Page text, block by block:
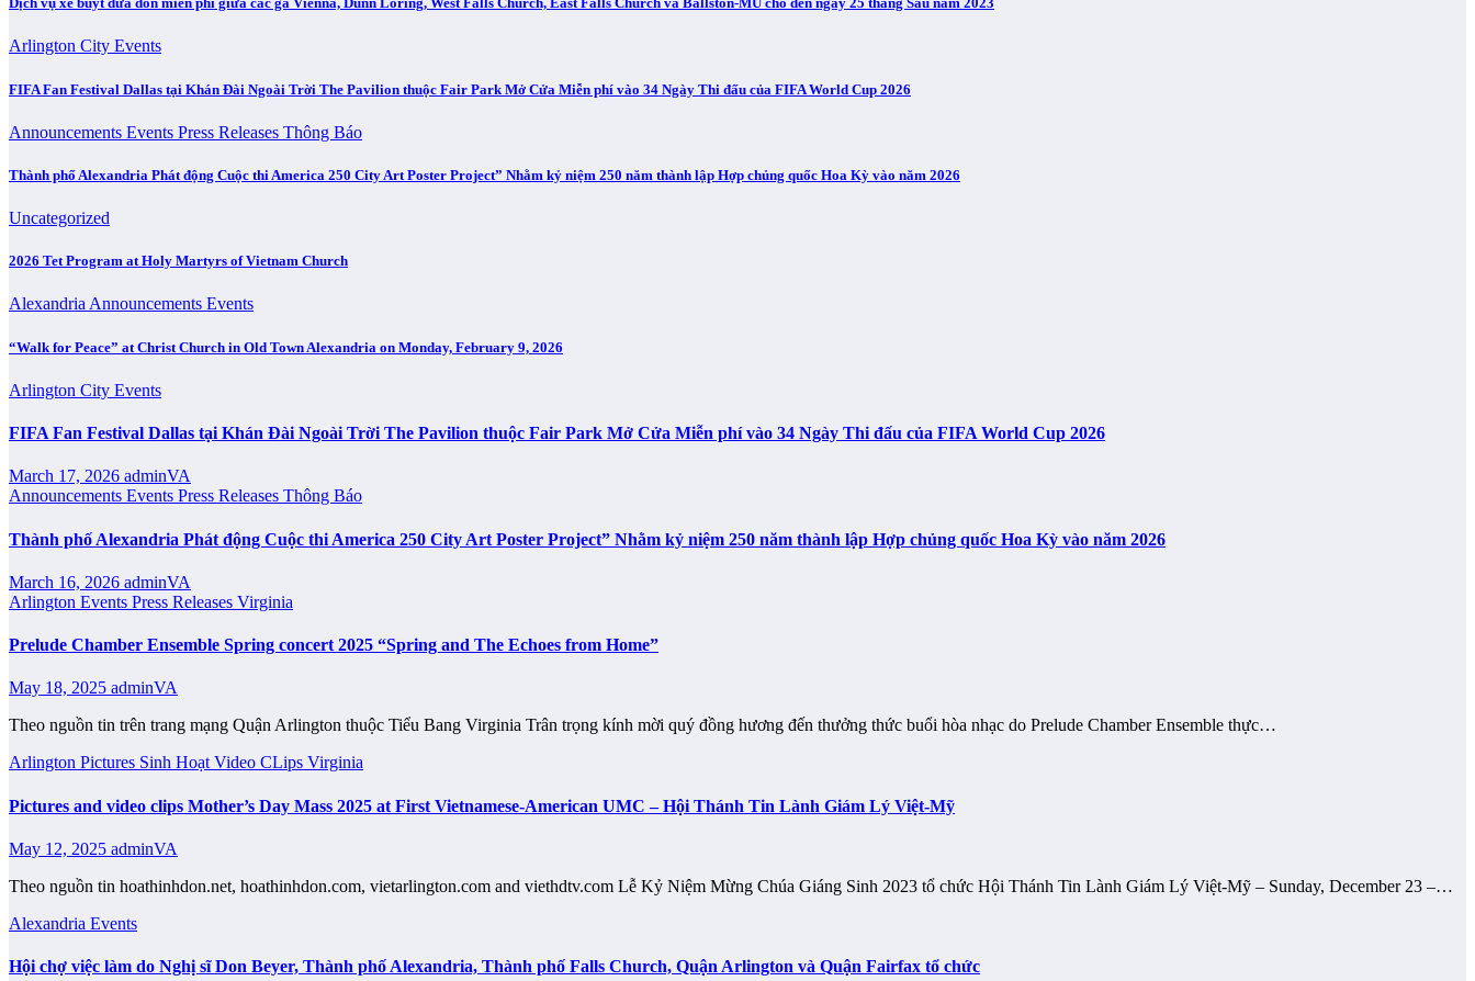
Arlington City Events
FIFA Fan Festival Dallas tại Khán Đài Ngoài Trời The Pavilion thuộc Fair Park Mở Cửa Miễn phí vào 34 Ngày Thi đấu của FIFA World Cup 2026
Announcements Events Press Releases Thông Báo
Thành phố Alexandria Phát động Cuộc thi America 250 City Art Poster Project” Nhằm kỷ niệm 250 năm thành lập Hợp chủng quốc Hoa Kỳ vào năm 2026
Uncategorized
2026 Tet Program at Holy Martyrs of Vietnam Church
AlexandriaAnnouncements Events
“Walk for Peace” at Christ Church in Old Town Alexandria on Monday, February 9, 2026
Arlington City Events
FIFA Fan Festival Dallas tại Khán Đài Ngoài Trời The Pavilion thuộc Fair Park Mở Cửa Miễn phí vào 34 Ngày Thi đấu của FIFA World Cup 2026
March 17, 2026 adminVA
Announcements Events Press Releases Thông Báo
Thành phố Alexandria Phát động Cuộc thi America 250 City Art Poster Project” Nhằm kỷ niệm 250 năm thành lập Hợp chủng quốc Hoa Kỳ vào năm 2026
March 16, 2026 adminVA
Arlington Events Press Releases Virginia
Prelude Chamber Ensemble Spring concert 2025 “Spring and The Echoes from Home”
May 18, 2025 adminVA
Theo nguồn tin trên trang mạng Quận Arlington thuộc Tiểu Bang Virginia Trân trọng kính mời quý đồng hương đến thưởng thức buổi hòa nhạc do Prelude Chamber Ensemble thực…
Arlington Pictures Sinh HoạtVideo CLips Virginia
Pictures and video clips Mother’s Day Mass 2025 at First Vietnamese-American UMC – Hội Thánh Tin Lành Giám Lý Việt-Mỹ
May 12, 2025 adminVA
Theo nguồn tin hoathinhdon.net, hoathinhdon.com, vietarlington.com and viethdtv.com Lễ Kỷ Niệm Mừng Chúa Giáng Sinh 2023 tổ chức Hội Thánh Tin Lành Giám Lý Việt-Mỹ – Sunday, December 23 –…
Alexandria Events
Hội chợ việc làm do Nghị sĩ Don Beyer, Thành phố Alexandria, Thành phố Falls Church, Quận Arlington và Quận Fairfax tổ chức